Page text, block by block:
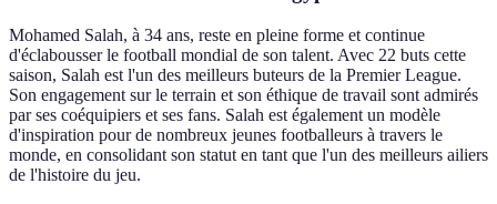
Mohamed Salah, à 34 ans, reste en pleine forme et continue
d'éclabousser le football mondial de son talent. Avec 22 buts cette
saison, Salah est l'un des meilleurs buteurs de la Premier League.
Son engagement sur le terrain et son éthique de travail sont admirés
par ses coéquipiers et ses fans. Salah est également un modèle
d'inspiration pour de nombreux jeunes footballeurs à travers le
monde, en consolidant son statut en tant que l'un des meilleurs ailiers
de l'histoire du jeu.